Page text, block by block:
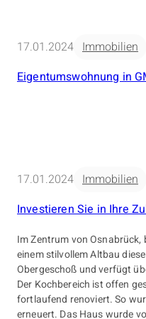
17.01.2024 Immobilien
Eigentumswohnung in
17.01.2024 Immobilien
Investieren Sie in Ihre
Im Zentrum von
einem stilvollem Altbau
Obergeschoß und verfügt
Der Kochbereich ist offen
fortlaufend renoviert. So
erneuert. Das Haus wurde